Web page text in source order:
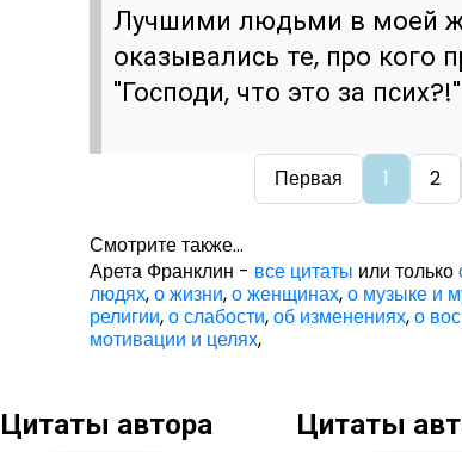
Лучшими людьми в моей
оказывались те, про кого
"Господи, что это за псих?!"
Первая 1 2
Смотрите также...
Арета Франклин - все цитаты или только
людях,о жизни,о женщинах,о музыке и
религии,о слабости,об изменениях,о
мотивации и целях,
Цитаты автора Цитаты